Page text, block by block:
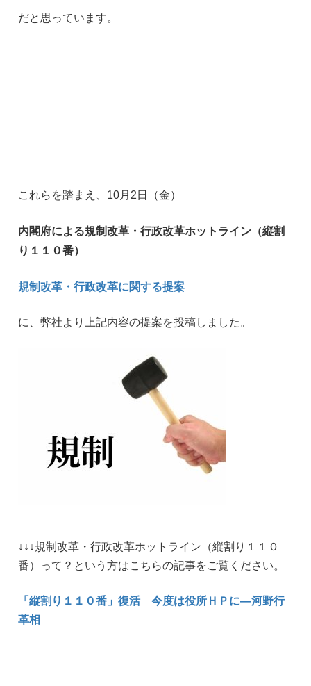
だと思っています。
これらを踏まえ、10月2日（金）
内閣府による規制改革・行政改革ホットライン（縦割
り１１０番）
規制改革・行政改革に関する提案
に、弊社より上記内容の提案を投稿しました。
↓↓↓規制改革・行政改革ホットライン（縦割り１１０
番）って？という方はこちらの記事をご覧ください。
「縦割り１１０番」復活 今度は役所ＨＰに―河野行
革相